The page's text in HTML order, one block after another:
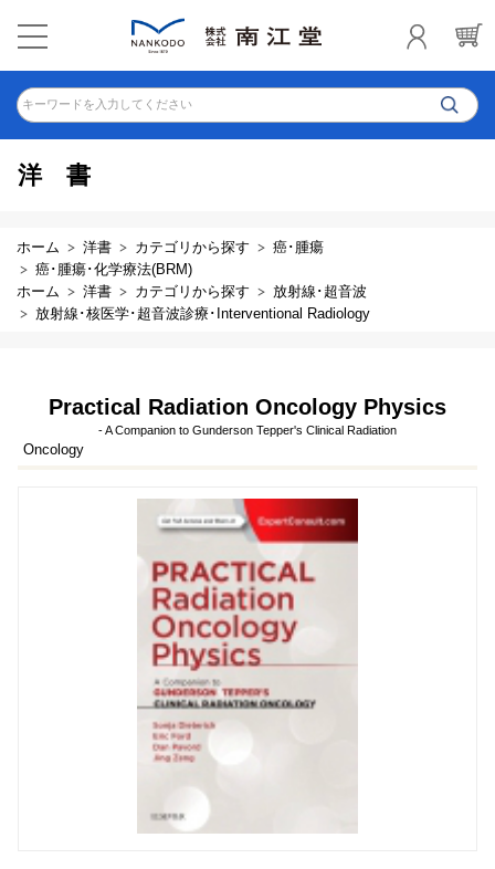
キーワードを入力してください
洋書
ホーム 洋書 カテゴリから探す
癌･腫瘍
癌･腫瘍･化学療法(BRM)
ホーム
洋書 カテゴリから探す
放射線･超音波
放射線･核医学･超音波診療･Interventional Radiology
Practical Radiation Oncology Physics
- A Companion to Gunderson Tepper's Clinical Radiation
Oncology